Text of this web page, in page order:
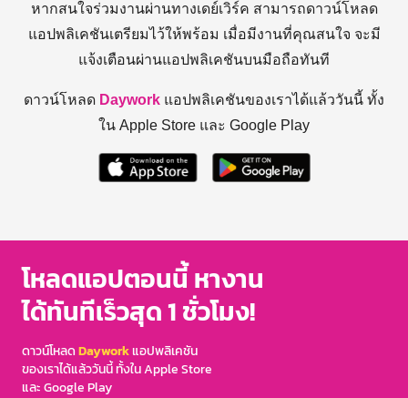
หากสนใจร่วมงานผ่านทางเดย์เวิร์ค สามารถดาวน์โหลด
แอปพลิเคชันเตรียมไว้ให้พร้อม เมื่อมีงานที่คุณสนใจ จะมี
แจ้งเตือนผ่านแอปพลิเคชันบนมือถือทันที
ดาวน์โหลด Daywork แอปพลิเคชันของเราได้แล้ววันนี้ ทั้ง
ใน Apple Store และ Google Play
โหลดแอปตอนนี้ หางาน
ได้ทันทีเร็วสุด 1 ชั่วโมง!
ดาวน์โหลดDayworkแอปพลิเคชัน
ของเราได้แล้ววันนี้ ทั้งใน Apple Store
และ Google Play